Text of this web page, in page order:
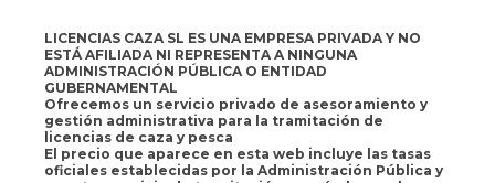
LICENCIAS CAZA SL ES UNA EMPRESA PRIVADA Y NO
ESTÁ AFILIADA NI REPRESENTA A NINGUNA
ADMINISTRACIÓN PÚBLICA O ENTIDAD
GUBERNAMENTAL
Ofrecemos un servicio privado de asesoramiento y
gestión administrativa para la tramitación de
licencias de caza y pesca
El precio que aparece en esta web incluye las tasas
oficiales establecidas por la Administración Pública y